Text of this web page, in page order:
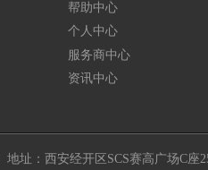
帮助中心
个人中心
服务商中心
资讯中心
址：西安经开区SCS赛高广场C座